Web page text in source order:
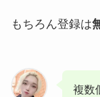
もちろん登録は
複数